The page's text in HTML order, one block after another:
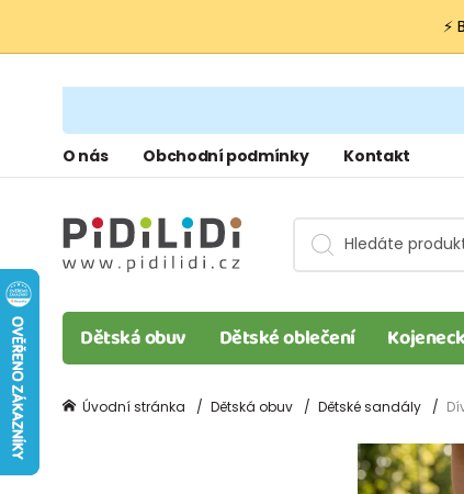
⚡
O nás Obchodní podmínky Kontakt
Dětská obuv Dětské oblečení
Úvodní stránka Dětská obuv Dětské sandály